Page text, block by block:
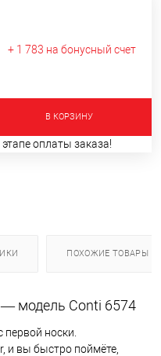
+ 1 783 на бонусный счет
В КОРЗИНУ
оплаты заказа!
ПОХОЖИЕ ТОВАРЫ
модель Conti 6574
носки.
и вы быстро поймёте,